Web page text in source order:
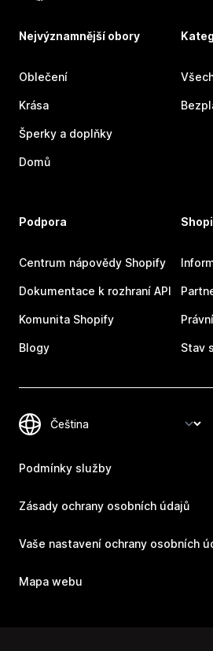
Nejvýznamnější obory
Oblečení
Krása
Šperky a doplňky
Domů
Podpora
Centrum nápovědy Shopify
Dokumentace k rozhraní API
Komunita Shopify
Blogy Stav
Podmínky služby
Zásady ochrany osobních údajů
Vaše nastavení ochrany osobních
Mapa webu